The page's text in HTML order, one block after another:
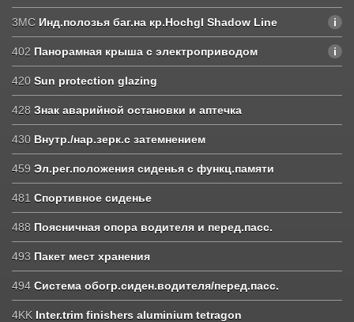
3MC Инд.полозья баг.на кр.Hochgl Shadow Line
402 Панорамная крыша с электроприводом
420 Sun protection glazing
428 Знак аварийной остановки и аптечка
430 Внутр./нар.зерк.с затемнением
459 Эл.рег.положения сиденья с функц.памяти
481 Спортивное сиденье
488 Поясничная опора водителя и перед.пасс.
493 Пакет мест хранения
494 Система обогр.сиден.водителя/перед.пасс.
4KK Inter.trim finishers aluminium tetragon